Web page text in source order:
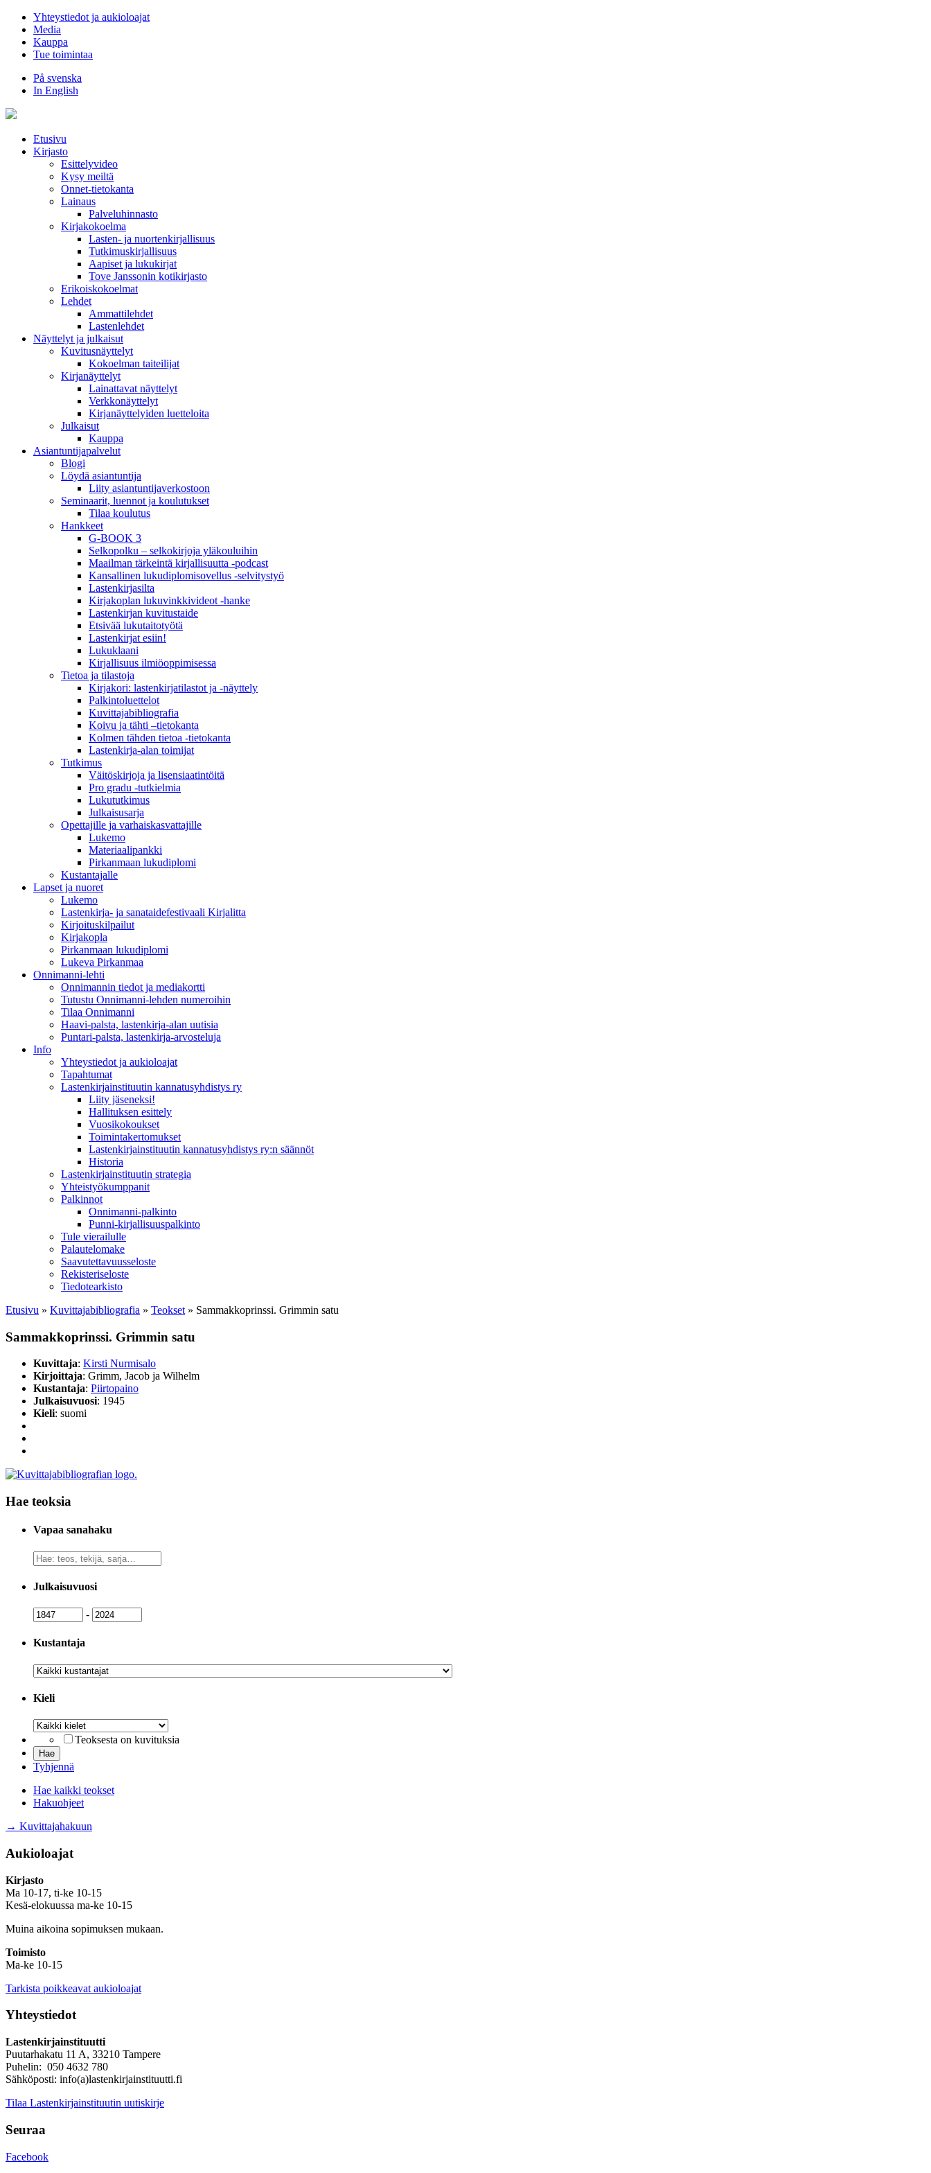
Hyppää
sisältöön
Yhteystiedot ja aukioloajat
Media
Kauppa
Tue toimintaa
På svenska
In English
Etusivu
Kirjasto
Esittelyvideo
Kysy meiltä
Onnet-tietokanta
Lainaus
Palveluhinnasto
Kirjakokoelma
Lasten- ja nuortenkirjallisuus
Tutkimuskirjallisuus
Aapiset ja lukukirjat
Tove Janssonin kotikirjasto
Erikoiskokoelmat
Lehdet
Ammattilehdet
Lastenlehdet
Näyttelyt ja julkaisut
Kuvitusnäyttelyt
Kokoelman taiteilijat
Kirjanäyttelyt
Lainattavat näyttelyt
Verkkonäyttelyt
Kirjanäyttelyiden luetteloita
Julkaisut
Kauppa
Asiantuntija­palvelut
Blogi
Löydä asiantuntija
Liity asiantuntijaverkostoon
Seminaarit, luennot ja koulutukset
Tilaa koulutus
Hankkeet
G-BOOK 3
Selkopolku – selkokirjoja yläkouluihin
Maailman tärkeintä kirjallisuutta -podcast
Kansallinen lukudiplomisovellus -selvitystyö
Lastenkirjasilta
Kirjakoplan lukuvinkkivideot -hanke
Lastenkirjan kuvitustaide
Etsivää lukutaitotyötä
Lastenkirjat esiin!
Lukuklaani
Kirjallisuus ilmiöoppimisessa
Tietoa ja tilastoja
Kirjakori: lastenkirjatilastot ja -näyttely
Palkintoluettelot
Kuvittaja­bibliografia
Koivu ja tähti –tietokanta
Kolmen tähden tietoa -tietokanta
Lastenkirja-alan toimijat
Tutkimus
Väitöskirjoja ja lisensiaatintöitä
Pro gradu -tutkielmia
Lukututkimus
Julkaisusarja
Opettajille ja varhaiskasvattajille
Lukemo
Materiaalipankki
Pirkanmaan lukudiplomi
Kustantajalle
Lapset ja nuoret
Lukemo
Lastenkirja- ja sanataidefestivaali Kirjalitta
Kirjoituskilpailut
Kirjakopla
Pirkanmaan lukudiplomi
Lukeva Pirkanmaa
Onnimanni-lehti
Onnimannin tiedot ja mediakortti
Tutustu Onnimanni-lehden numeroihin
Tilaa Onnimanni
Haavi-palsta, lastenkirja-alan uutisia
Puntari-palsta, lastenkirja-arvosteluja
Info
Yhteystiedot ja aukioloajat
Tapahtumat
Lastenkirjainstituutin kannatusyhdistys ry
Liity jäseneksi!
Hallituksen esittely
Vuosikokoukset
Toimintakertomukset
Lastenkirjainstituutin kannatusyhdistys ry:n säännöt
Historia
Lastenkirjainstituutin strategia
Yhteistyökumppanit
Palkinnot
Onnimanni-palkinto
Punni-kirjallisuuspalkinto
Tule vierailulle
Palautelomake
Saavutettavuusseloste
Rekisteriseloste
Tiedotearkisto
Etusivu » Kuvittaja­bibliografia » Teokset » Sammakkoprinssi. Grimmin satu
Sammakkoprinssi. Grimmin satu
Kuvittaja: Kirsti Nurmisalo
Kirjoittaja: Grimm, Jacob ja Wilhelm
Kustantaja: Piirtopaino
Julkaisuvuosi: 1945
Kieli: suomi
Hae teoksia
Vapaa sanahaku
Vapaa
sanahaku
Julkaisuvuosi
Julkaisuvuosi
- Julkaisuvuosi
Kustantaja
Kustantaja
Kieli
Kieli
Teoksesta on kuvituksia
Tyhjennä
Hae kaikki teokset
Hakuohjeet
→ Kuvittajahakuun
Aukioloajat
Kirjasto
Ma 10-17, ti-ke 10-15
Kesä-elokuussa ma-ke 10-15
Muina aikoina sopimuksen mukaan.
Toimisto
Ma-ke 10-15
Tarkista poikkeavat aukioloajat
Yhteystiedot
Lastenkirjainstituutti
Puutarhakatu 11 A, 33210 Tampere
Puhelin: 050 4632 780
Sähköposti: info(a)lastenkirjainstituutti.fi
Tilaa Lastenkirjainstituutin uutiskirje
Seuraa
Facebook